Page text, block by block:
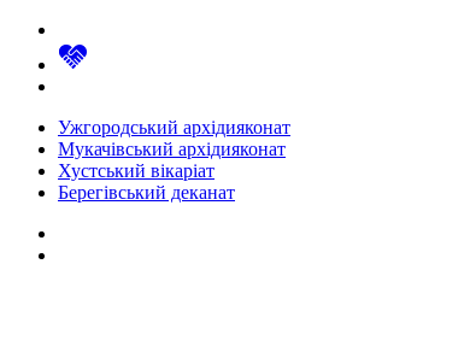
Ужгородський архідияконат
Мукачівський архідияконат
Хустський вікаріат
Берегівський деканат